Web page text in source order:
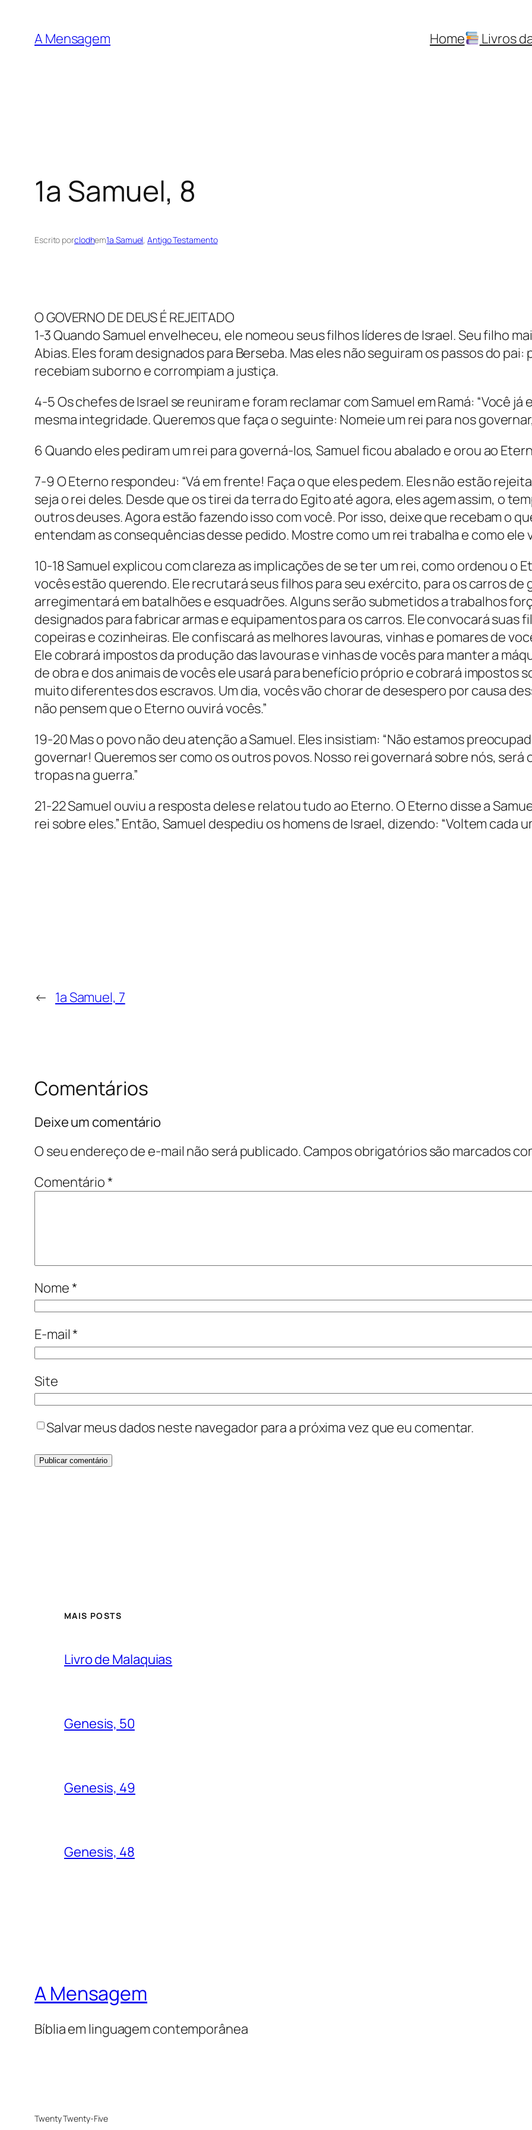
A Mensagem Home Livros
1a Samuel, 8
Escrito porclodhem1a Samuel, Antigo Testamento
O GOVERNO DE DEUS É REJEITADO
1-3 Quando Samuel envelheceu, ele nomeou seus filhos líderes de Israel. Seu filho
Abias. Eles foram designados para Berseba. Mas eles não seguiram os passos do
recebiam suborno e corrompiam a justiça.
4-5 Os chefes de Israel se reuniram e foram reclamar com Samuel em Ramá: “Você
mesma integridade. Queremos que faça o seguinte: Nomeie um rei para nos
6 Quando eles pediram um rei para governá-los, Samuel ficou abalado e orou ao
7-9 O Eterno respondeu: “Vá em frente! Faça o que eles pedem. Eles não estão
seja o rei deles. Desde que os tirei da terra do Egito até agora, eles agem assim, o
outros deuses. Agora estão fazendo isso com você. Por isso, deixe que recebam o
entendam as consequências desse pedido. Mostre como um rei trabalha e como ele
10-18 Samuel explicou com clareza as implicações de se ter um rei, como ordenou o
vocês estão querendo. Ele recrutará seus filhos para seu exército, para os carros de
arregimentará em batalhões e esquadrões. Alguns serão submetidos a trabalhos
designados para fabricar armas e equipamentos para os carros. Ele convocará suas
copeiras e cozinheiras. Ele confiscará as melhores lavouras, vinhas e pomares de
Ele cobrará impostos da produção das lavouras e vinhas de vocês para manter a
de obra e dos animais de vocês ele usará para benefício próprio e cobrará impostos
muito diferentes dos escravos. Um dia, vocês vão chorar de desespero por causa
não pensem que o Eterno ouvirá vocês.”
19-20 Mas o povo não deu atenção a Samuel. Eles insistiam: “Não estamos
governar! Queremos ser como os outros povos. Nosso rei governará sobre nós, será
tropas na guerra.”
21-22 Samuel ouviu a resposta deles e relatou tudo ao Eterno. O Eterno disse a
rei sobre eles.” Então, Samuel despediu os homens de Israel, dizendo: “Voltem cada
← 1a Samuel, 7
Comentários
Deixe um comentário
O seu endereço de e-mail não será publicado.Campos obrigatórios são marcados
Comentário*
Nome*
E-mail*
Site
Salvar meus dados neste navegador para a próxima vez que eu comentar.
MAIS POSTS
Livro de Malaquias
Genesis, 50
Genesis, 49
Genesis, 48
A Mensagem
Bíblia em linguagem contemporânea
Twenty Twenty-Five